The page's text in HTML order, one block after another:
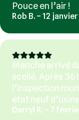
Pouce en l’air !
Rob B. – 12
Manche arrivé
scellé. Après 36
l’inspection
état neuf
Darryl R. – 7